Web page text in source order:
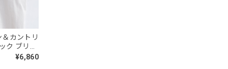
カントリ
ク ブリー
ント オ
¥6,860